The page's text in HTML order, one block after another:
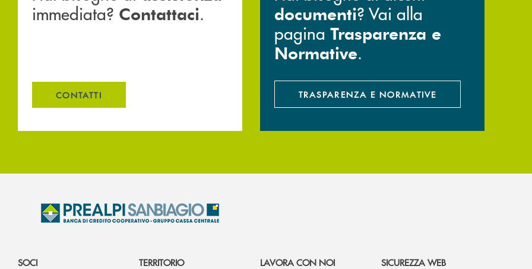
immediata? Contattaci.
CONTATTI
documenti? Vai alla
pagina Trasparenza e
Normative.
TRASPARENZA E NORMATIVE
SOCI
TERRITORIO
LAVORA CON NOI
SICUREZZA WEB